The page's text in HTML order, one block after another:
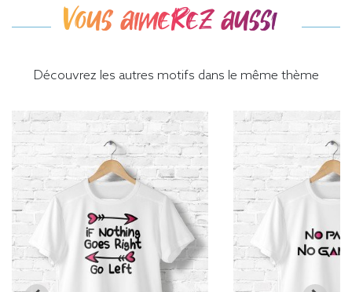
Vous aimerez aussi
Découvrez les autres motifs dans le même thème